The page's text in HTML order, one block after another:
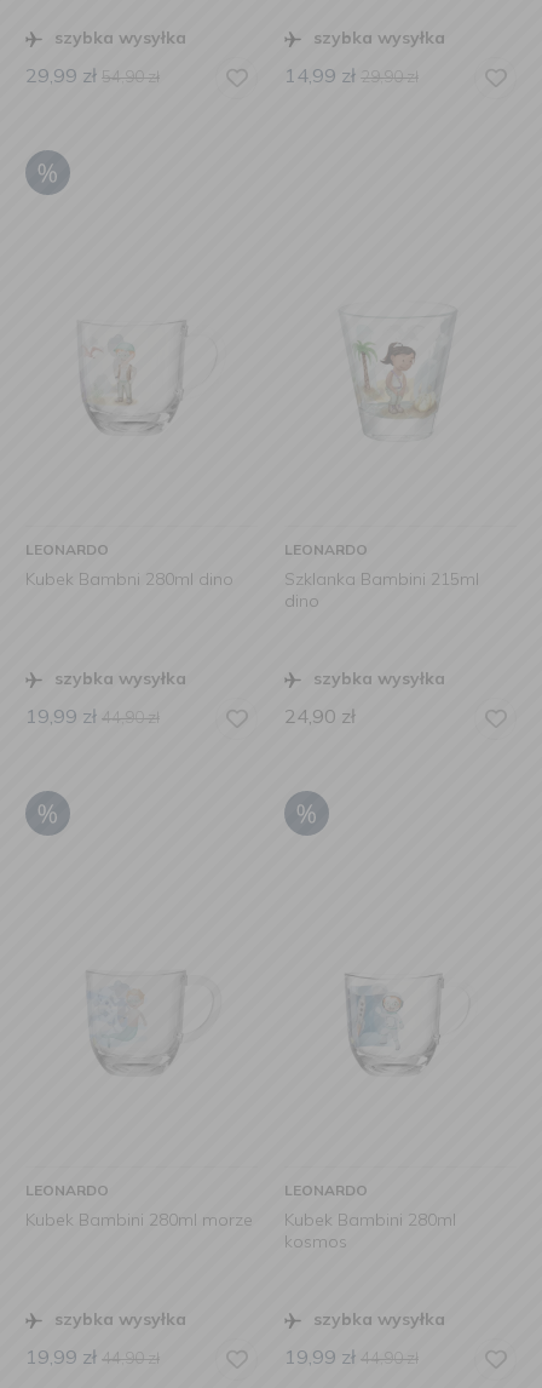
szybka wysyłka
29,99 zł 54,90zł
szybka wysyłka
14,99 zł 29,90zł
LEONARDO
Kubek Bambni 280ml dino
szybka wysyłka
19,99 zł 44,90zł
LEONARDO
Szklanka Bambini 215ml
dino
szybka wysyłka
24,90 zł
LEONARDO
Kubek Bambini 280ml morze
szybka wysyłka
19,99 zł 44,90zł
LEONARDO
Kubek Bambini 280ml
kosmos
szybka wysyłka
19,99 zł 44,90zł